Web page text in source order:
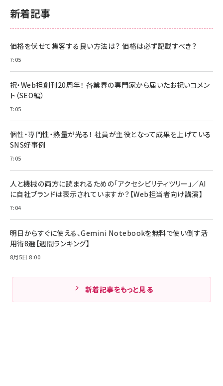
新着記事
価格を伏せて集客する良い方法は？ 価格は必ず記載すべき？
7:05
祝・Web担創刊20周年！ 各業界の専門家から届いたお祝いコメン
ト（SEO編）
7:05
個性・専門性・熱量が光る！ 社員が主役となって成果を上げている
SNS好事例
7:05
人と機械の両方に読まれるための「アクセシビリティツリー」／AI
に自社ブランドは表示されていますか？【Web担当者向け講演】
7:04
明日からすぐに使える、Gemini Notebookを無料で使い倒す活
用術8選【週間ランキング】
8月5日 8:00
新着記事をもっと見る